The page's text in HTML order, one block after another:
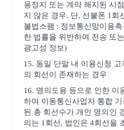
용정지 또는 계약 해지된 시
지 않은 경우. 단, 선불폰 1
불법스팸 : 정보통신망이용
한 법률을 위반하여 전송 또
광고성 정보)
15. 동일 단말 내 이용신청
의 회선이 존재하는 경우
16. 명의도용 등으로 인한 이
하여 이동통신사업자 통합
된 총 회선수가 개인 명의인
의는 1회선, 법인은 4회선을